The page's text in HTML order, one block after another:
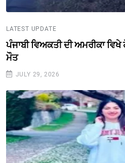
LATEST UPDATE
ਪੰਜਾਬੀ ਵਿਅਕਤੀ ਦੀ ਅਮਰੀਕਾ
ਮੌਤ
JULY 29, 2026